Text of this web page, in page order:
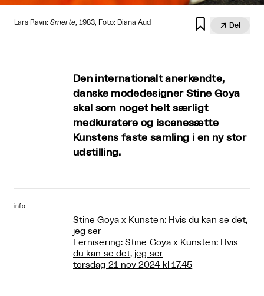
Lars Ravn: Smerte, 1983, Foto: Diana Aud   Del
Den internationalt anerkendte,
danske modedesigner Stine Goya
skal som noget helt særligt
medkuratere og iscenesætte
Kunstens faste samling i en ny stor
udstilling.
info
Stine Goya x Kunsten: Hvis du kan se det,
jeg ser
Fernisering: Stine Goya x Kunsten: Hvis
du kan se det, jeg ser
torsdag 21 nov 2024 kl 17.45